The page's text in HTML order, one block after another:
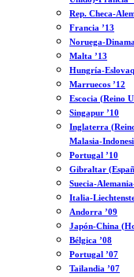
Rep. Checa-
Francia ’13
Noruega-
Malta ’13
Hungría-
Marruecos ’12
Escocia (Reino
Singapur ’10
Inglaterra
Malasia-
Portugal ’10
Gibraltar
Suecia-
Italia-
Andorra ’09
Japón-China
Bélgica ’08
Portugal ’07
Tailandia ’07